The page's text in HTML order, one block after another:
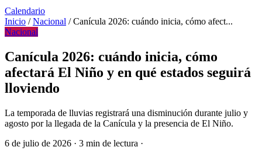
Calendario
Inicio / Nacional / Canícula 2026: cuándo inicia, cómo afect...
Nacional
Canícula 2026: cuándo inicia, cómo
afectará El Niño y en qué estados seguirá
lloviendo
La temporada de lluvias registrará una disminución durante julio y
agosto por la llegada de la Canícula y la presencia de El Niño.
6 de julio de 2026 · 3 min de lectura ·